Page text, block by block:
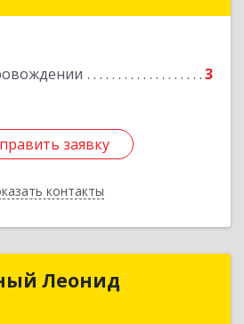
3
заявку
контакты
Подробнее
заявку
Назад
Леонид Леонид